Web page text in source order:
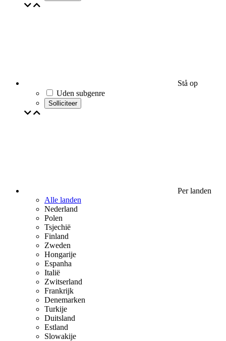
Stå op
Uden subgenre
Solliciteer
Per landen
Alle landen
Nederland
Polen
Tsjechië
Finland
Zweden
Hongarije
Espanha
Italië
Zwitserland
Frankrijk
Denemarken
Turkije
Duitsland
Estland
Slowakije